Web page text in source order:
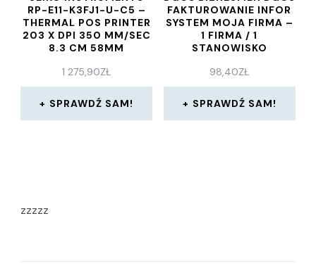
RP-E11-K3FJ1-U-C5 –
THERMAL POS PRINTER
203 X DPI 350 MM/SEC
8.3 CM 58MM
1 275,90ZŁ
SPRAWDŹ SAM!
FAKTUROWANIE INFOR
SYSTEM MOJA FIRMA –
1 FIRMA / 1
STANOWISKO
98,40ZŁ
SPRAWDŹ SAM!
zzzzz